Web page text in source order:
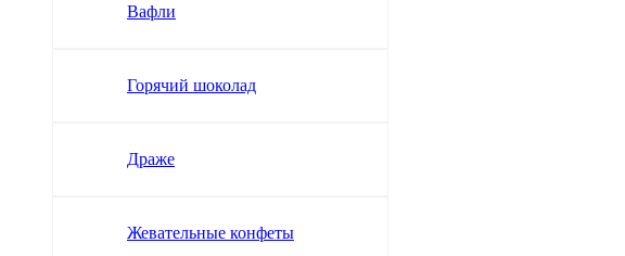
Вафли
Горячий шоколад
Драже
Жевательные конфеты